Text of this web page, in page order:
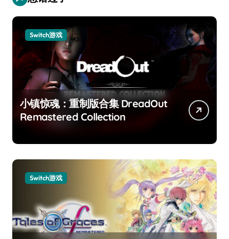
Switch游戏
小镇惊魂：重制版合集 DreadOut
Remastered Collection
Switch游戏